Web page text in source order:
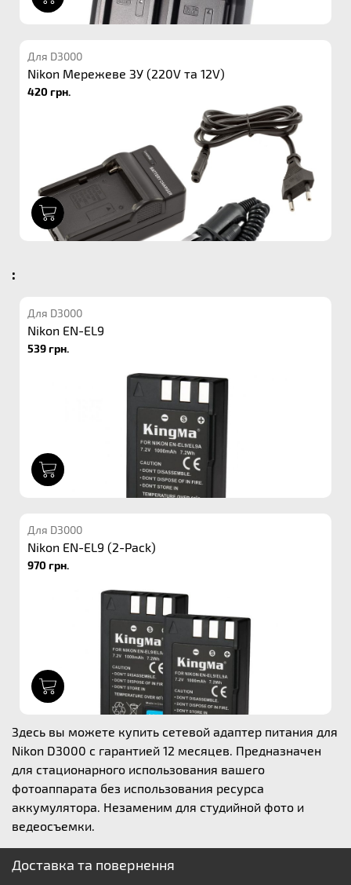
Для D3000
Nikon Мережеве ЗУ (220V та 12V)
420 грн.
:
Для D3000
Nikon EN-EL9
539 грн.
Для D3000
Nikon EN-EL9 (2-Pack)
970 грн.
Здесь вы можете купить сетевой адаптер питания для
Nikon D3000 с гарантией 12 месяцев. Предназначен
для стационарного использования вашего
фотоаппарата без использования ресурса
аккумулятора. Незаменим для студийной фото и
ведеосъемки.
Доставка та повернення